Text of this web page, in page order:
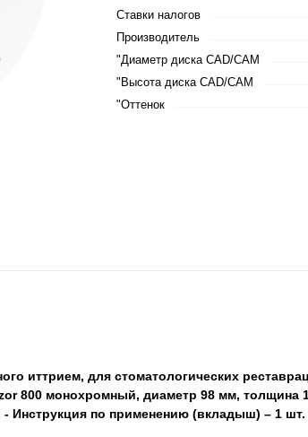
Ставки налогов
Производитель
"Диаметр диска CAD/CAM
"Высота диска CAD/CAM
"Оттенок
иттрием, для стоматологических
800 монохромный, диаметр 98 мм, толщина
- Инструкция по применению (вкладыш) – 1 шт.